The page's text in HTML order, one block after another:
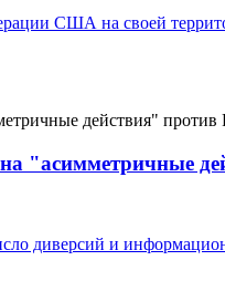
США на своей
"асимметричные
диверсий и